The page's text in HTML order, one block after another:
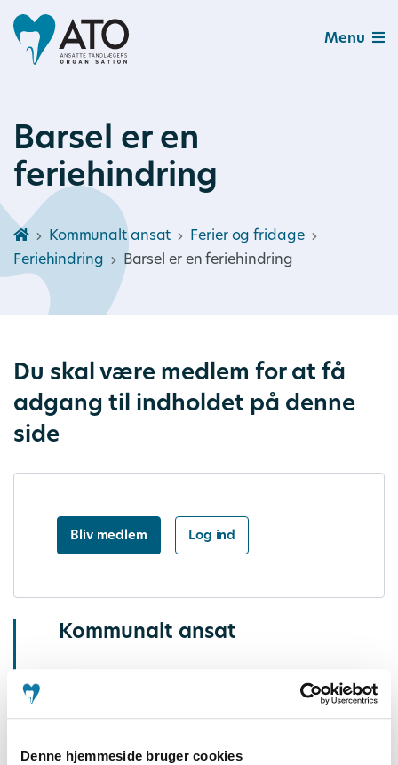
Denne hjemmeside bruger cookies
Menu
Barsel er en
feriehindring
Kommunalt ansat
Ferier og fridage
Feriehindring
Barsel er en feriehindring
Du skal være medlem for at få
adgang til indholdet på denne
side
Bliv medlem Log ind
Kommunalt ansat
Ferier og fridage
Sygdom og fravær